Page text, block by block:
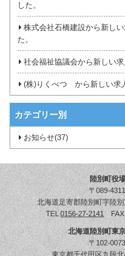
した。
株式会社石橋建設から新し
た。
社会福祉協議会から新しい
(株)りくべつ から新しい求
カテゴリー別
お知らせ(37)
陸別町役
〒089-
北海道足寄郡陸別町字陸
TEL0156-27-2141FAX
北海道陸別町東
〒102-
東京都千代田区九段